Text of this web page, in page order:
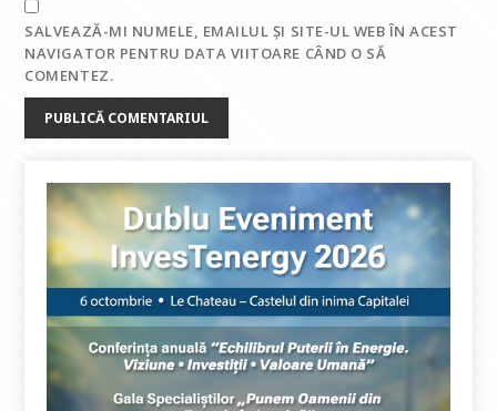
SALVEAZĂ-MI NUMELE, EMAILUL ȘI SITE-UL WEB ÎN ACEST
NAVIGATOR PENTRU DATA VIITOARE CÂND O SĂ
COMENTEZ.